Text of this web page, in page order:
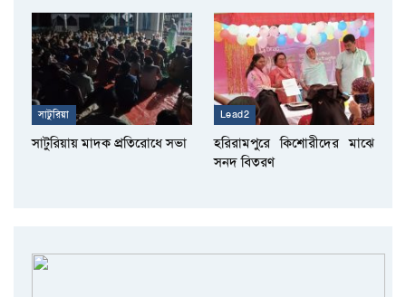
সাটুরিয়া
সাটুরিয়ায় মাদক প্রতিরোধে সভা
Lead2
হরিরামপুরে কিশোরীদের মাঝে
সনদ বিতরণ